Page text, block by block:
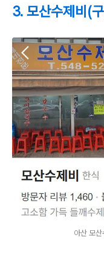
3. 모산수제비(
아산 모